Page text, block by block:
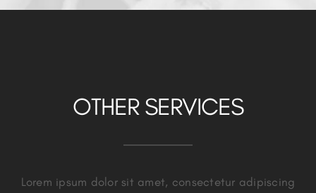
OTHER SERVICES
Lorem ipsum dolor sit amet, consectetur adipiscing